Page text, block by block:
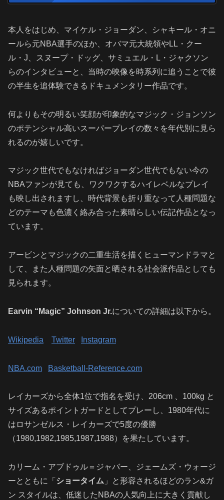
本人をはじめ、マイケル・ジョーダン、シャキール・オニ
ールら元NBA選手のほか、オバマ元大統領やLL・クー
ル・J、スヌープ・ドッグ、サミュエル・L・ジャクソン
らのインタビューと、当時の映像を時系列に追うことで彼
の半生を追体験できるドキュメンタリー作品です。
何よりもその明るい笑顔が印象的なマジック・ジョンソン
のポテンシャル高いスーパープレイの数々を年代別に見ら
れるのが嬉しいです。
マジック世代でもなければジョーダン世代でもない今の
NBAファンが見ても、ワクワクするハイレベルなプレイ
も映し出されますし、時代背景も折り重なって人種問題な
どのテーマも色濃く絡み合った素晴らしい伝記作品となっ
ています。
アービンとマジックの二重生活を描くヒューマンドラマと
して、また人種問題の矢面と晒される社会派作品としても
見られます。
Earvin “Magic” Johnson Jr.についての詳細は以下から。
Wikipedia Twitter Instagram
NBA.com Basketball-Reference.com
レイカーズから全体1位で指名を受け、206cm 、100kg と
サイズあるポイントガードとしてプレーし、1980年代に
はロサンゼルス・レイカーズで5度の優勝
（1980,1982,1985,1987,1988）を果たしています。
カリーム・アブドゥル＝ジャバー、ジェームズ・ウォージ
ーとともに「 ショータイム 」と形容されるほどのラン&ガ
ン スタイルは、低迷したNBAの人気向上に大きく貢献し